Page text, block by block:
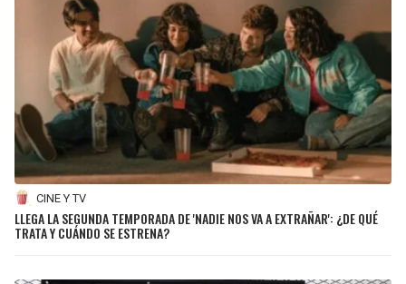
CINE Y TV
LLEGA LA SEGUNDA TEMPORADA DE 'NADIE NOS VA A EXTRAÑAR': ¿DE QUÉ
TRATA Y CUÁNDO SE ESTRENA?